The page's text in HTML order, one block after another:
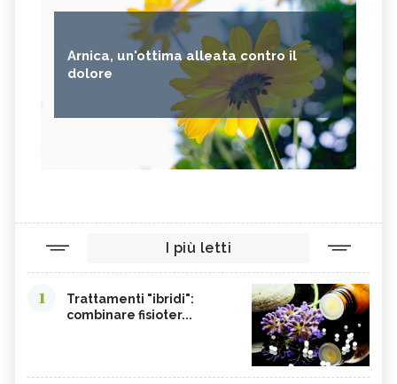
Arnica, un'ottima alleata contro il
dolore
I più letti
1
Trattamenti "ibridi":
combinare fisioter...